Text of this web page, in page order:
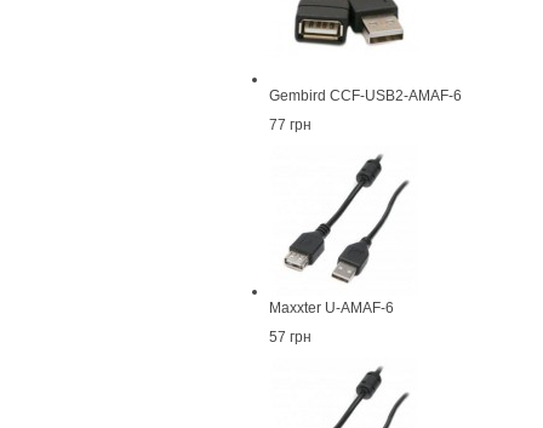
Gembird CCF-USB2-AMAF-6
77 грн
Maxxter U-AMAF-6
57 грн